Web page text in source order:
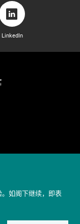
如阁下继续，即表
LinkedIn